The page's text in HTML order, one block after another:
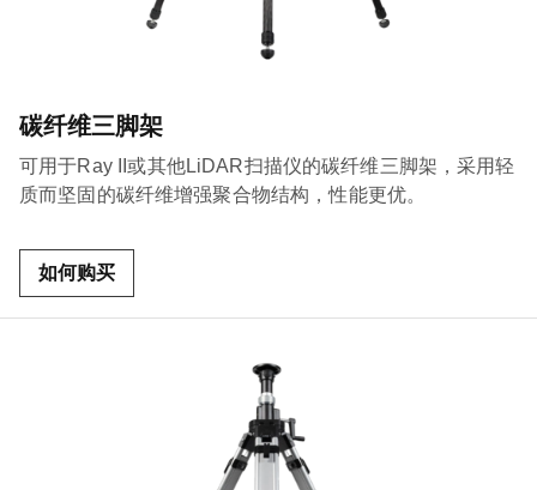
碳纤维三脚架
可用于Ray II或其他LiDAR扫描仪的碳纤维三脚架，采用轻
质而坚固的碳纤维增强聚合物结构，性能更优。
如何购买